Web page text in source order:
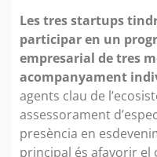
Les tres startups
participar en un
empresarial de tres
acompanyament
agents clau de
assessorament
presència en
principal és afavorir el